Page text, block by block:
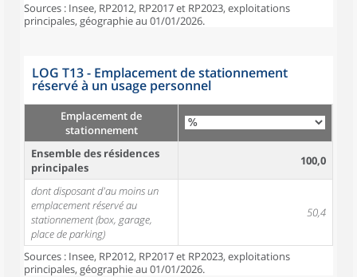
Sources : Insee, RP2012, RP2017 et RP2023, exploitations
principales, géographie au 01/01/2026.
LOG T13 - Emplacement de stationnement
réservé à un usage personnel
Emplacement de
stationnement
Ensemble des résidences
principales
100,0
dont disposant d'au moins un
emplacement réservé au
stationnement (box, garage,
place de parking)
50,4
Sources : Insee, RP2012, RP2017 et RP2023, exploitations
principales, géographie au 01/01/2026.